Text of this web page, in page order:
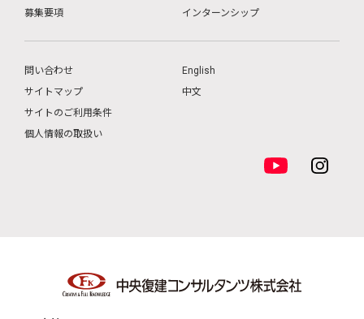
募集要項
インターンシップ
問い合わせ
サイトマップ
サイトのご利用条件
個人情報の取扱い
English
中文